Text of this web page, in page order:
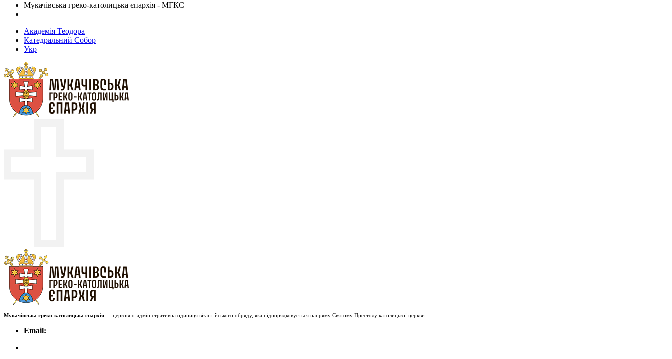
Мукачівська греко-католицька єпархія - МГКЄ
Академія Теодора
Катедральний Собор
Укр
Мукачівська греко-католицька єпархія — церковно-адміністративна одиниця візантійського обряду, яка підпорядковується напряму Святому Престолу католицької церкви.
Email: